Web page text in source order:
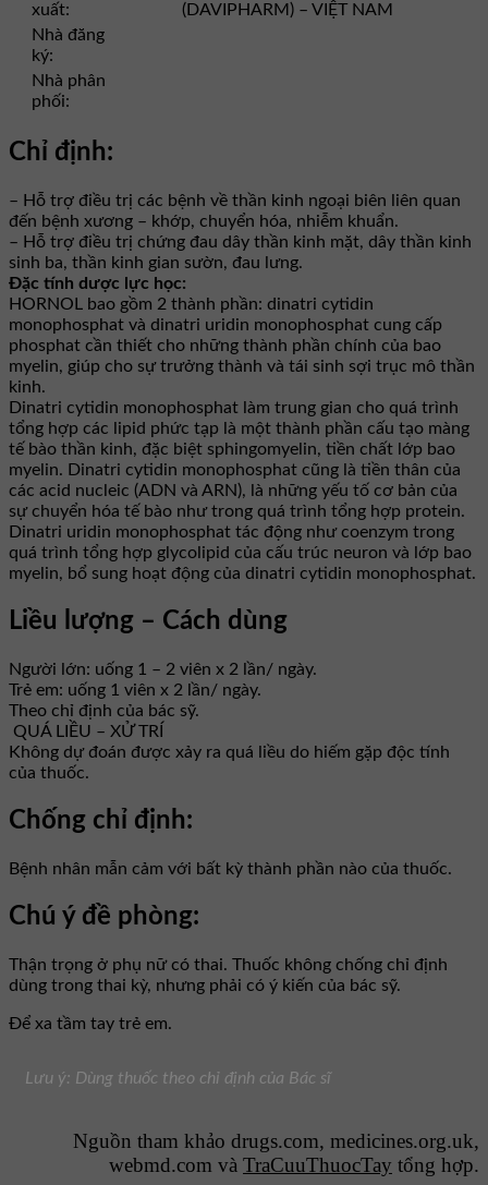
xuất:
(DAVIPHARM) – VIỆT NAM
Nhà đăng
ký:
Nhà phân
phối:
Chỉ định:
– Hỗ trợ điều trị các bệnh về thần kinh ngoại biên liên quan
đến bệnh xương – khớp, chuyển hóa, nhiễm khuẩn.
– Hỗ trợ điều trị chứng đau dây thần kinh mặt, dây thần kinh
sinh ba, thần kinh gian sườn, đau lưng.
Đặc tính dược lực học:
HORNOL bao gồm 2 thành phần: dinatri cytidin
monophosphat và dinatri uridin monophosphat cung cấp
phosphat cần thiết cho những thành phần chính của bao
myelin, giúp cho sự trưởng thành và tái sinh sợi trục mô thần
kinh.
Dinatri cytidin monophosphat làm trung gian cho quá trình
tổng hợp các lipid phức tạp là một thành phần cấu tạo màng
tế bào thần kinh, đặc biệt sphingomyelin, tiền chất lớp bao
myelin. Dinatri cytidin monophosphat cũng là tiền thân của
các acid nucleic (ADN và ARN), là những yếu tố cơ bản của
sự chuyển hóa tế bào như trong quá trình tổng hợp protein.
Dinatri uridin monophosphat tác động như coenzym trong
quá trình tổng hợp glycolipid của cấu trúc neuron và lớp bao
myelin, bổ sung hoạt động của dinatri cytidin monophosphat.
Liều lượng – Cách dùng
Người lớn: uống 1 – 2 viên x 2 lần/ ngày.
Trẻ em: uống 1 viên x 2 lần/ ngày.
Theo chỉ định của bác sỹ.
QUÁ LIỀU – XỬ TRÍ
Không dự đoán được xảy ra quá liều do hiếm gặp độc tính
của thuốc.
Chống chỉ định:
Bệnh nhân mẫn cảm với bất kỳ thành phần nào của thuốc.
Chú ý đề phòng:
Thận trọng ở phụ nữ có thai. Thuốc không chống chỉ định
dùng trong thai kỳ, nhưng phải có ý kiến của bác sỹ.
Để xa tầm tay trẻ em.
Lưu ý: Dùng thuốc theo chỉ định của Bác sĩ
Nguồn tham khảo drugs.com, medicines.org.uk,
webmd.com và TraCuuThuocTay tổng hợp.